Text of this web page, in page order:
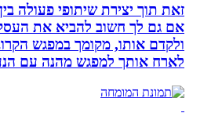
זאת תוך יצירת שיתופי פעולה בין
אם גם לך חשוב להביא את העסק שלך
ולקדם אותו, מקומך במפגש הקרוב
לארח אותך למפגש מהנה עם הנעה